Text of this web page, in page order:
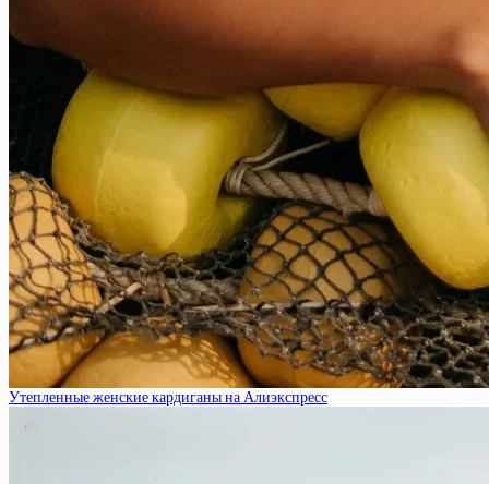
Утепленные женские кардиганы на Алиэкспресс